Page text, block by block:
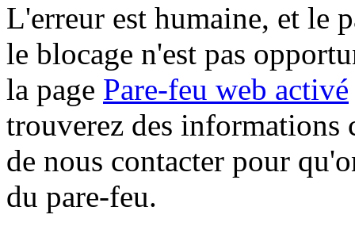
L'erreur est humaine, et le
le blocage n'est pas
la page Pare-feu web activé
trouverez des informations
de nous contacter pour
du pare-feu.